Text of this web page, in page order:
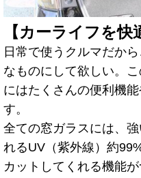
【カーライフを快
日常で使うクルマだか
なものにして欲しい。
にはたくさんの便利機
す。
全ての窓ガラスには、
れるUV（紫外線）約
カットしてくれる機能が